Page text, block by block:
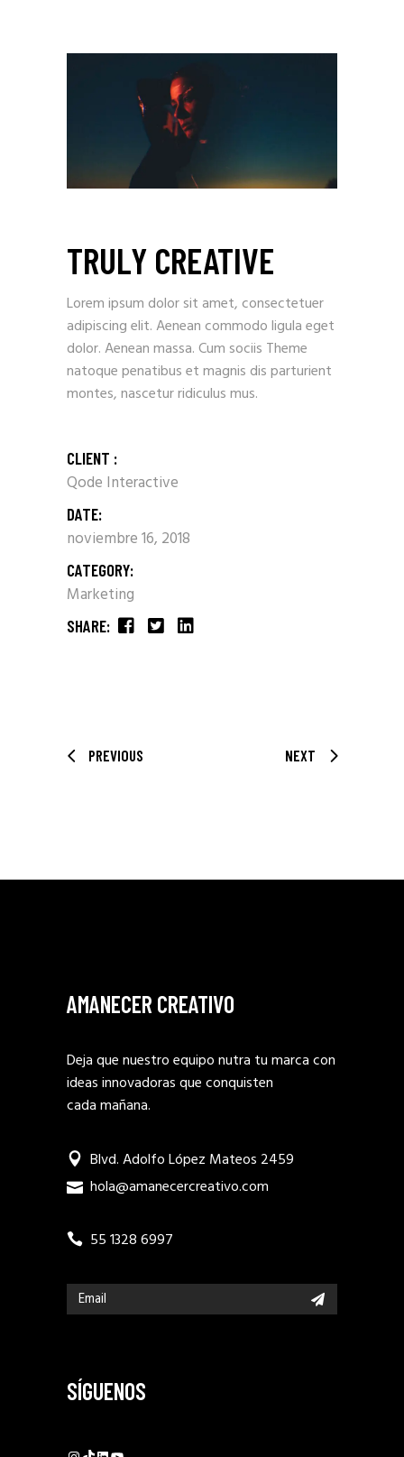
TRULY CREATIVE
Lorem ipsum dolor sit amet, consectetuer
adipiscing elit. Aenean commodo ligula eget
dolor. Aenean massa. Cum sociis Theme
natoque penatibus et magnis dis parturient
montes, nascetur ridiculus mus.
CLIENT :
Qode Interactive
DATE:
noviembre 16, 2018
CATEGORY:
Marketing
SHARE:
PREVIOUS NEXT
AMANECER CREATIVO
Deja que nuestro equipo nutra tu marca con
ideas innovadoras que conquisten
cada mañana.
Blvd. Adolfo López Mateos 2459
hola@amanecercreativo.com
55 1328 6997
SÍGUENOS